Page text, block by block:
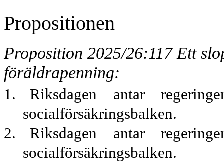
Propositionen
Proposition 2025/26:117 Ett
föräldrapenning:
1.
Riksdagen antar
socialförsäkringsbalken.
2.
Riksdagen antar
socialförsäkringsbalken.